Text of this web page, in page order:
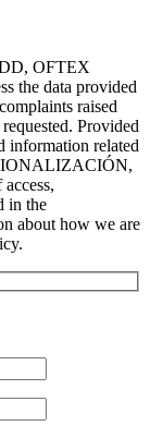
OFTEX
the data provided
raised
Provided
information related
in the
about how we are